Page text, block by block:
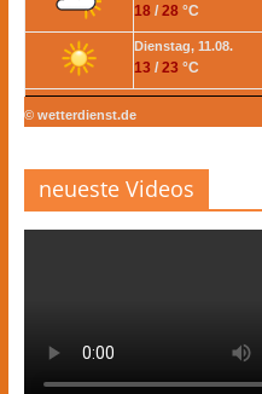
18/ 28°C
Dienstag, 11.08.
13 / 23 °C
© wetterdienst.de
neueste Videos